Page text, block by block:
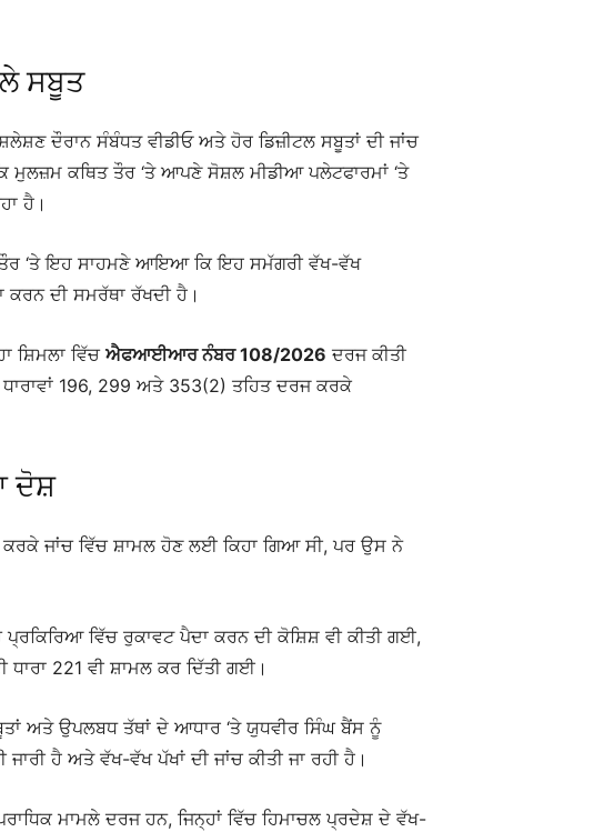
ਸਬੂਤ
ਦੌਰਾਨ ਸੰਬੰਧਤ ਵੀਡੀਓ ਅਤੇ ਹੋਰ ਡਿਜ਼ੀਟਲ ਸਬੂਤਾਂ ਦੀ ਜਾਂਚ
ਕਥਿਤ ਤੌਰ ‘ਤੇ ਆਪਣੇ ਸੋਸ਼ਲ ਮੀਡੀਆ ਪਲੇਟਫਾਰਮਾਂ ‘ਤੇ
ਹੈ।
‘ਤੇ ਇਹ ਸਾਹਮਣੇ ਆਇਆ ਕਿ ਇਹ ਸਮੱਗਰੀ ਵੱਖ-ਵੱਖ
ਦੀ ਸਮਰੱਥਾ ਰੱਖਦੀ ਹੈ।
ਸ਼ਿਮਲਾ ਵਿੱਚ ਐਫਆਈਆਰ ਨੰਬਰ 108/2026 ਦਰਜ ਕੀਤੀ
196, 299 ਅਤੇ 353(2) ਤਹਿਤ ਦਰਜ ਕਰਕੇ
ਦੋਸ਼
ਕਰਕੇ ਜਾਂਚ ਵਿੱਚ ਸ਼ਾਮਲ ਹੋਣ ਲਈ ਕਿਹਾ ਗਿਆ ਸੀ, ਪਰ ਉਸ ਨੇ
ਵਿੱਚ ਰੁਕਾਵਟ ਪੈਦਾ ਕਰਨ ਦੀ ਕੋਸ਼ਿਸ਼ ਵੀ ਕੀਤੀ ਗਈ,
ਧਾਰਾ 221 ਵੀ ਸ਼ਾਮਲ ਕਰ ਦਿੱਤੀ ਗਈ।
ਅਤੇ ਉਪਲਬਧ ਤੱਥਾਂ ਦੇ ਆਧਾਰ ‘ਤੇ ਯੁਧਵੀਰ ਸਿੰਘ ਬੈਂਸ ਨੂੰ
ਹੈ ਅਤੇ ਵੱਖ-ਵੱਖ ਪੱਖਾਂ ਦੀ ਜਾਂਚ ਕੀਤੀ ਜਾ ਰਹੀ ਹੈ।
ਮਾਮਲੇ ਦਰਜ ਹਨ, ਜਿਨ੍ਹਾਂ ਵਿੱਚ ਹਿਮਾਚਲ ਪ੍ਰਦੇਸ਼ ਦੇ ਵੱਖ-